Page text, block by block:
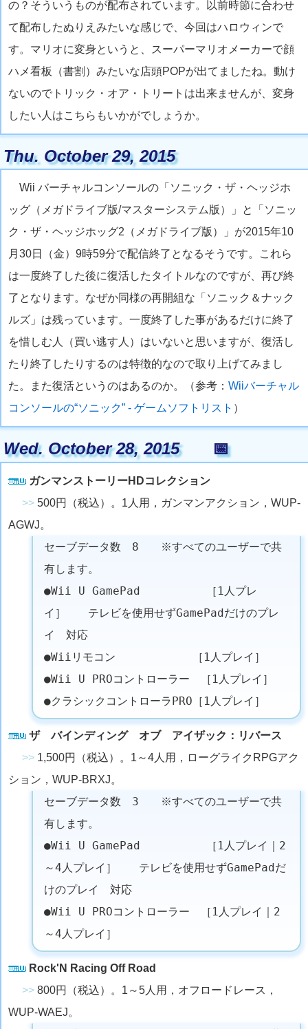
の？そういうものが配布されています。以前時節に合わせ
て配布したぬりえみたいな感じで、今回はハロウィンで
す。マリオに変身というと、スーパーマリオメーカーで顔
ハメ看板（書割）みたいな店頭POPが出てましたね。動け
ないのでトリック・オア・トリートは出来ませんが、変身
したい人はこちらもいかがでしょうか。
Thu. October 29, 2015
Wii バーチャルコンソールの「ソニック・ザ・ヘッジホ
ッグ（メガドライブ版/マスターシステム版）」と「ソニッ
ク・ザ・ヘッジホッグ2（メガドライブ版）」が2015年10
月30日（金）9時59分で配信終了となるそうです。これら
は一度終了した後に復活したタイトルなのですが、再び終
了となります。なぜか同様の再開組な「ソニック＆ナック
ルズ」は残っています。一度終了した事があるだけに終了
を惜しむ人（買い逃す人）はいないと思いますが、復活し
たり終了したりするのは特徴的なので取り上げてみまし
た。また復活というのはあるのか。（参考： Wiiバーチャル
コンソールの“ソニック” - ゲームソフトリスト ）
Wed. October 28, 2015📅
ガンマンストーリーHDコレクション
>> 500円（税込）。1人用，ガンマンアクション，WUP-
AGWJ。
セーブデータ数 8 ※すべてのユーザーで共
有します。
●Wii U GamePad ［1人プレ
イ］ テレビを使用せずGamePadだけのプレ
イ 対応
●Wiiリモコン ［1人プレイ］
●Wii U PROコントローラー ［1人プレイ］
●クラシックコントローラPRO［1人プレイ］
ザ バインディング オブ アイザック：リバース
>> 1,500円（税込）。1～4人用，ローグライクRPGアク
ション，WUP-BRXJ。
セーブデータ数 3 ※すべてのユーザーで共
有します。
●Wii U GamePad ［1人プレイ｜2
～4人プレイ］ テレビを使用せずGamePadだ
けのプレイ 対応
●Wii U PROコントローラー ［1人プレイ｜2
～4人プレイ］
Rock'N Racing Off Road
>> 800円（税込）。1～5人用，オフロードレース，
WUP-WAEJ。